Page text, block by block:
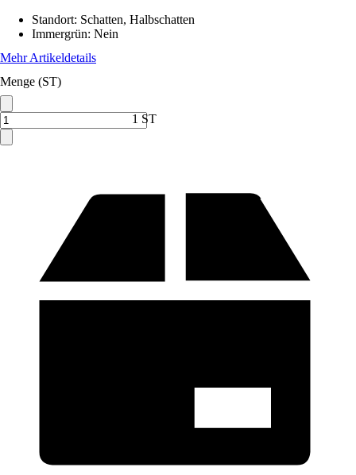
Standort: Schatten, Halbschatten
Immergrün: Nein
Mehr Artikeldetails
Menge (ST)
1 ST